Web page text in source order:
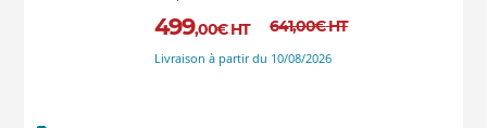
499,00€ HT 641,00€HT
Livraison à partir du 10/08/2026